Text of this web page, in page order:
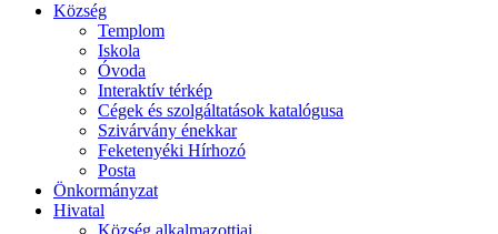
Község
Templom
Iskola
Óvoda
Interaktív térkép
Cégek és szolgáltatások katalógusa
Szivárvány énekkar
Feketenyéki Hírhozó
Posta
Önkormányzat
Hivatal
Község alkalmazottjai